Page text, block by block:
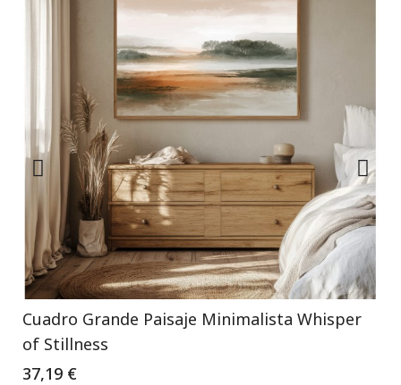
Cuadro Grande Paisaje Minimalista Whisper
of Stillness
37,19 €